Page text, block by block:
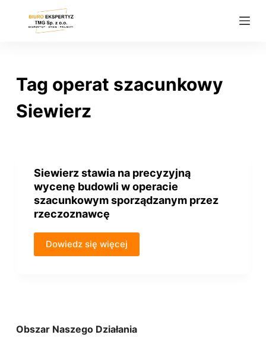
Tag operat szacunkowy
Siewierz
Siewierz stawia na precyzyjną
wycenę budowli w operacie
szacunkowym sporządzanym przez
rzeczoznawcę
Dowiedz się więcej
Obszar Naszego Działania